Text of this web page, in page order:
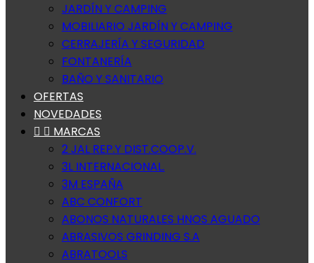
JARDÍN Y CAMPING
MOBILIARIO JARDÍN Y CAMPING
CERRAJERÍA Y SEGURIDAD
FONTANERÍA
BAÑO Y SANITARIO
OFERTAS
NOVEDADES
  MARCAS
2 JAL REP.Y DIST.COOP.V.
3L INTERNACIONAL.
3M ESPAÑA
ABC CONFORT
ABONOS NATURALES HNOS AGUADO
ABRASIVOS GRINDING S.A
ABRATOOLS